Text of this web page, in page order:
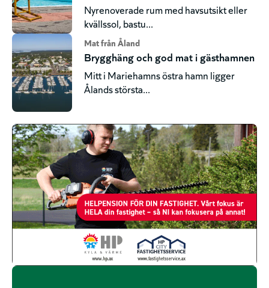
Nyrenoverade rum med havsutsikt eller
kvällssol, bastu...
Mat från Åland
Brygghäng och god mat i gästhamnen
Mitt i Mariehamns östra hamn ligger
Ålands största...